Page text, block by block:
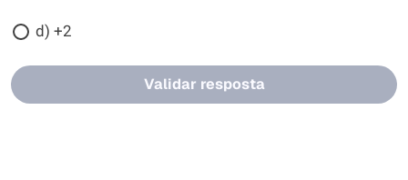
d) +2
Validar resposta